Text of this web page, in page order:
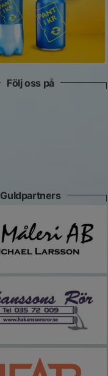
Följ oss på
Guldpartners